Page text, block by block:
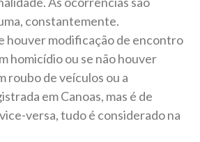
constantemente.
houver modificação de encontro
homicídio ou se não houver
roubo de veículos ou a
em Canoas, mas é de
versa, tudo é considerado na